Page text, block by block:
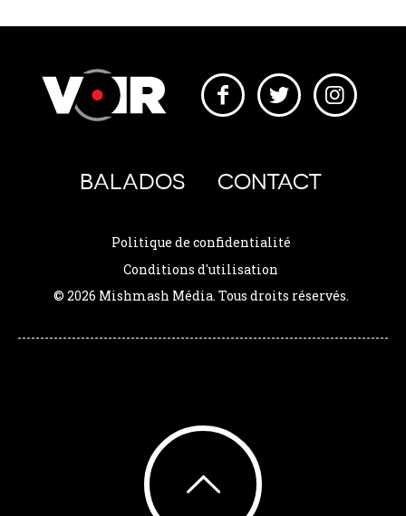
BALADOS CONTACT
Politique de confidentialité
Conditions d'utilisation
© 2026 Mishmash Média. Tous droits réservés.